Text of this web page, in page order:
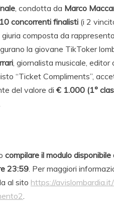
, condotta da Marco
10 concorrenti finalisti (i 2
giuria composta da
la giovane TikToker
, giornalista musicale,
“Ticket Compliments”,
del valore di € 1.000 (1°
compilare il modulo disponibile
23:59. Per maggiori
al sito https://avislombardia.it/
.